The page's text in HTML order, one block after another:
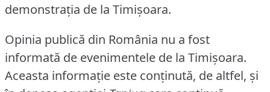
demonstraţia de la Timişoara.
Opinia publică din România nu a fost
informată de evenimentele de la Timişoara.
Aceasta informaţie este conţinută, de altfel, şi